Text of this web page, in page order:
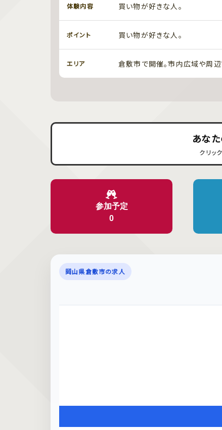
体験内容 買い物が好きな人。
ポイント 買い物が好きな人。
エリア 倉敷市で開催。市内広域や周辺
あなた
クリッ
参加予定
0
岡山県倉敷市の求人